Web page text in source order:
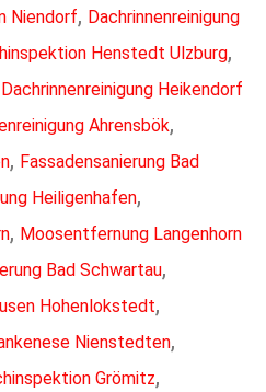
Niendorf, Dachrinnenreinigung
Henstedt Ulzburg,
Dachrinnenreinigung Heikendorf
Ahrensbök,
, Fassadensanierung Bad
Heiligenhafen,
, Moosentfernung Langenhorn
Bad Schwartau,
Hohenlokstedt,
Nienstedten,
Grömitz,